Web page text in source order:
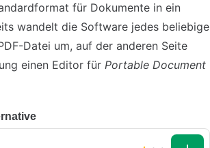
für Dokumente in ein
wandelt die Software jedes beliebige
Datei um, auf der anderen Seite
einen Editor für Portable Document